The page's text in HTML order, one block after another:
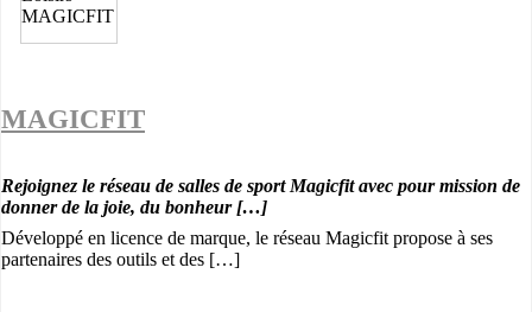
MAGICFIT
Rejoignez le réseau de salles de sport Magicfit avec pour mission de
donner de la joie, du bonheur […]
Développé en licence de marque, le réseau Magicfit propose à ses
partenaires des outils et des […]